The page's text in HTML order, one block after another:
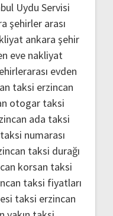
Uydu Servisi
şehirler arası
ankara şehir
eve nakliyat
evden
taksi erzincan
otogar taksi
ada taksi
numarası
taksi durağı
korsan taksi
taksi fiyatları
taksi erzincan